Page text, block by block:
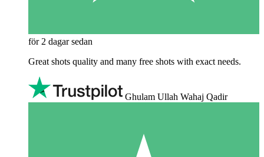
för 2 dagar sedan
Great shots quality and many free shots with exact needs.
Ghulam Ullah Wahaj Qadir